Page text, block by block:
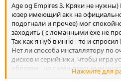
Age og Empires 3. Кряки не
юзер имеющий акк на
подогнали и прочее) мог
заходить ( с ломанными ехе не
Так как я нуб в инно - то и
Нет ли способа инсталлятору по
дисков и серийники, чтобы игра
образом , но с минимальным
Если нельзя - тогда буду
Нажмите для